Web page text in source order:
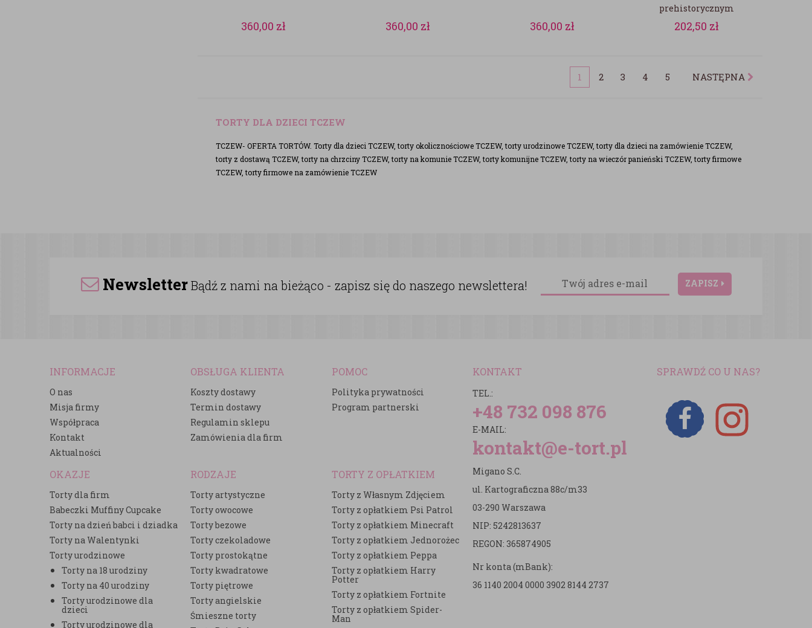
360,00 zł 360,00 zł 360,00 zł
prehistorycznym
202,50 zł
1 2 3 4 5 NASTĘPNA
TORTY DLA DZIECI TCZEW
TCZEW- OFERTA TORTÓW. Torty dla dzieci TCZEW, torty okolicznościowe TCZEW, torty urodzinowe TCZEW, torty dla dzieci na zamówienie TCZEW,
torty z dostawą TCZEW, torty na chrzciny TCZEW, torty na komunie TCZEW, torty komunijne TCZEW, torty na wieczór panieński TCZEW, torty firmowe
TCZEW, torty firmowe na zamówienie TCZEW
NewsletterBądź z nami na bieżąco - zapisz się do naszego newslettera! ZAPISZ
INFORMACJE
O nas
Misja firmy
Współpraca
Kontakt
Aktualności
OBSŁUGA KLIENTA
Koszty dostawy
Termin dostawy
Regulamin sklepu
Zamówienia dla firm
POMOC
Polityka prywatności
Program partnerski
OKAZJE
Torty dla firm
Babeczki Muffiny Cupcake
Torty na dzień babci i dziadka
Torty na Walentynki
Torty urodzinowe
Torty na 18 urodziny
Torty na 40 urodziny
Torty urodzinowe dla
dzieci
Torty urodzinowe dla
RODZAJE
Torty artystyczne
Torty owocowe
Torty bezowe
Torty czekoladowe
Torty prostokątne
Torty kwadratowe
Torty piętrowe
Torty angielskie
Śmieszne torty
TORTY Z OPŁATKIEM
Torty z Własnym Zdjęciem
Torty z opłatkiem Psi Patrol
Torty z opłatkiem Minecraft
Torty z opłatkiem Jednorożec
Torty z opłatkiem Peppa
Torty z opłatkiem Harry
Potter
Torty z opłatkiem Fortnite
Torty z opłatkiem Spider-
Man
KONTAKT
TEL.:
+48 732 098 876
E-MAIL:
kontakt@e-tort.pl
Migano S.C.
ul. Kartograficzna 88c/m33
03-290 Warszawa
NIP: 5242813637
REGON: 365874905
Nr konta (mBank):
36 1140 2004 0000 3902 8144 2737
SPRAWDŹ CO U NAS?